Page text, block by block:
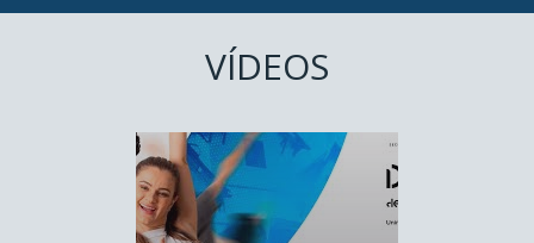
VÍDEOS